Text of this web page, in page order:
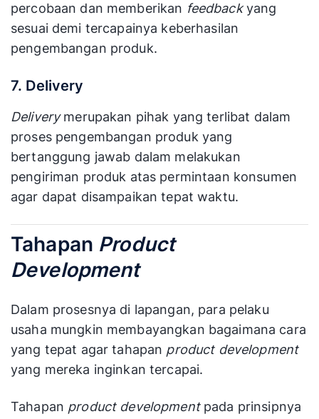
percobaan dan memberikan feedbackyang
sesuai demi tercapainya keberhasilan
pengembangan produk.
7. Delivery
Deliverymerupakan pihak yang terlibat dalam
proses pengembangan produk yang
bertanggung jawab dalam melakukan
pengiriman produk atas permintaan konsumen
agar dapat disampaikan tepat waktu.
Tahapan Product
Development
Dalam prosesnya di lapangan, para pelaku
usaha mungkin membayangkan bagaimana cara
yang tepat agar tahapan product development
yang mereka inginkan tercapai.
Tahapan product developmentpada prinsipnya